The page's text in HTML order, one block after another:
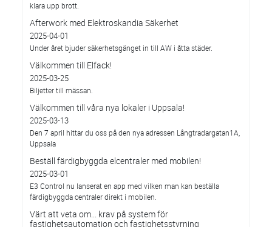
klara upp brott.
Afterwork med Elektroskandia Säkerhet
2025-04-01
Under året bjuder säkerhetsgänget in till AW i åtta städer.
Välkommen till Elfack!
2025-03-25
Biljetter till mässan.
Välkommen till våra nya lokaler i Uppsala!
2025-03-13
Den 7 april hittar du oss på den nya adressen Långtradargatan1A,
Uppsala
Beställ färdigbyggda elcentraler med mobilen!
2025-03-01
E3 Control nu lanserat en app med vilken man kan beställa
färdigbyggda centraler direkt i mobilen.
Värt att veta om... krav på system för
fastighetsautomation och fastighetsstyrning